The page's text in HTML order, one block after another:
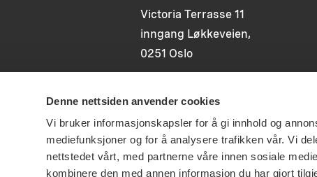
Denne nettsiden anvender cookies
Vi bruker informasjonskapsler for å gi innhold og
mediefunksjoner og for å analysere trafikken vår. Vi
nettstedet vårt, med partnerne våre innen sosiale
kombinere den med annen informasjon du har gjort
Victoria Terrasse 11
inngang Løkkeveien,
0251 Oslo